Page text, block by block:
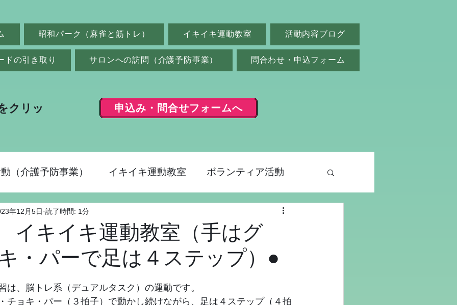
昭和パーク（麻雀と筋トレ） イキイキ運動教室 活動内容ブログ
ドの引き取り サロンへの訪問（介護予防事業） 問合わせ・申込フォーム
クリッ 申込み・問合せフォームへ
（介護予防事業） イキイキ運動教室 ボランティア活動
麻雀）
キイキ運動教室（手はグ
・パーで足は４ステップ）●
年12月5日 読了時間: 1分
、脳トレ系（デュアルタスク）の運動です。
ョキ・パー（３拍子）で動かし続けながら、足は４ステップ（４拍